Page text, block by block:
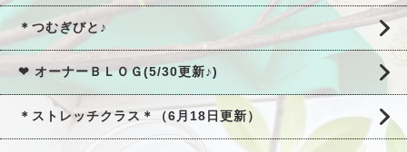
＊つむぎびと♪
❤ オーナーＢＬＯＧ(5/30更新♪)
＊ストレッチクラス＊（6月18日更新）